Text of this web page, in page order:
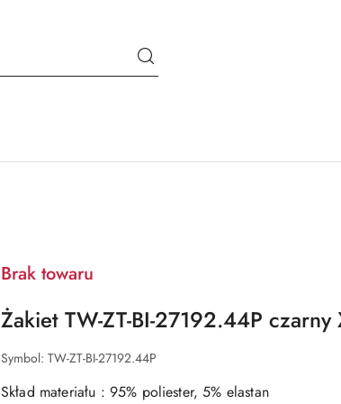
Brak towaru
Żakiet TW-ZT-BI-27192.44P czarny
Symbol: TW-ZT-BI-27192.44P
Skład materiału : 95% poliester, 5% elastan